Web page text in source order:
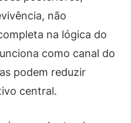
não
na lógica do
como canal do
podem reduzir
central.